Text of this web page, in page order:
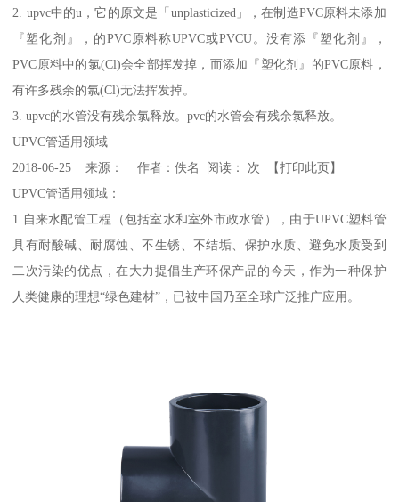
2. upvc中的u，它的原文是「unplasticized」，在制造PVC原料未添加
『塑化剂』，的PVC原料称UPVC或PVCU。没有添『塑化剂』，
PVC原料中的氯(Cl)会全部挥发掉，而添加『塑化剂』的PVC原料，
有许多残余的氯(Cl)无法挥发掉。
3. upvc的水管没有残余氯释放。pvc的水管会有残余氯释放。
UPVC管适用领域
2018-06-25 来源： 作者：佚名 阅读： 次 【打印此页】
UPVC管适用领域：
1.自来水配管工程（包括室水和室外市政水管），由于UPVC塑料管
具有耐酸碱、耐腐蚀、不生锈、不结垢、保护水质、避免水质受到
二次污染的优点，在大力提倡生产环保产品的今天，作为一种保护
人类健康的理想“绿色建材”，已被中国乃至全球广泛推广应用。